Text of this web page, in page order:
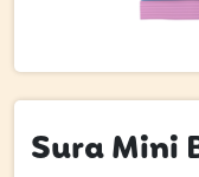
Kontakta oss
Om oss
Sura Mini